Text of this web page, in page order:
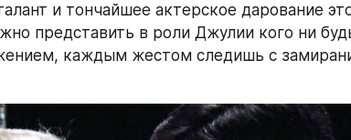
и тончайшее актерское дарование
представить в роли Джулии кого ни
каждым жестом следишь с